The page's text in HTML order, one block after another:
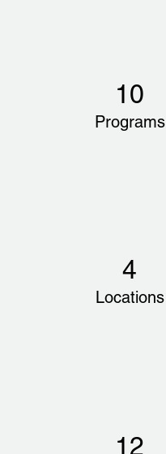
10
Programs
4
Locations
12